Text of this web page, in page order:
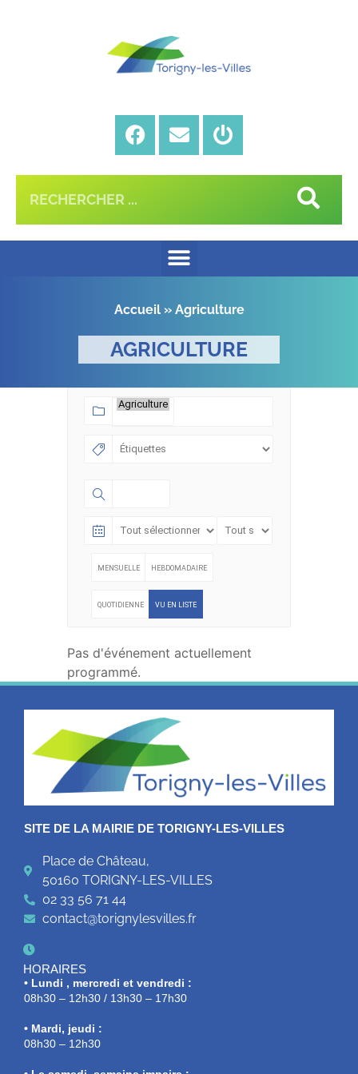
Accueil» Agriculture
AGRICULTURE
MENSUELLE HEBDOMADAIRE
QUOTIDIENNE VU EN LISTE
Pas d'événement actuellement
programmé.
SITE DE LA MAIRIE DE TORIGNY-LES-VILLES
Place de Château,
50160 TORIGNY-LES-VILLES
02 33 56 71 44
contact@torignylesvilles.fr
HORAIRES
• Lundi , mercredi et vendredi :
08h30 – 12h30 / 13h30 – 17h30
• Mardi, jeudi :
08h30 – 12h30